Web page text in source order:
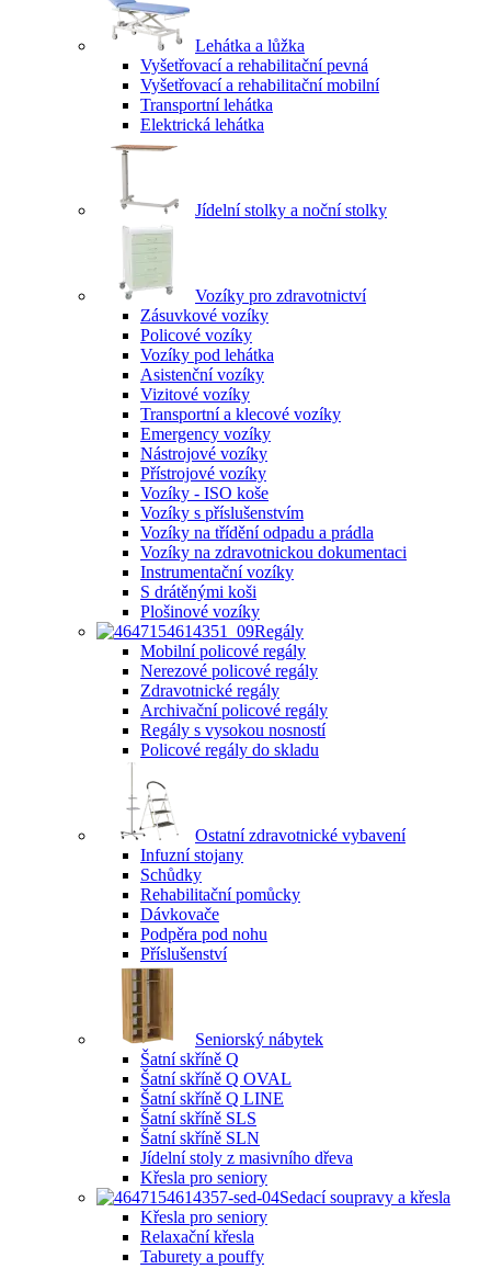
Lehátka a lůžka
Vyšetřovací a rehabilitační pevná
Vyšetřovací a rehabilitační mobilní
Transportní lehátka
Elektrická lehátka
Jídelní stolky a noční stolky
Vozíky pro zdravotnictví
Zásuvkové vozíky
Policové vozíky
Vozíky pod lehátka
Asistenční vozíky
Vizitové vozíky
Transportní a klecové vozíky
Emergency vozíky
Nástrojové vozíky
Přístrojové vozíky
Vozíky - ISO koše
Vozíky s příslušenstvím
Vozíky na třídění odpadu a prádla
Vozíky na zdravotnickou dokumentaci
Instrumentační vozíky
S drátěnými koši
Plošinové vozíky
Regály
Mobilní policové regály
Nerezové policové regály
Zdravotnické regály
Archivační policové regály
Regály s vysokou nosností
Policové regály do skladu
Ostatní zdravotnické vybavení
Infuzní stojany
Schůdky
Rehabilitační pomůcky
Dávkovače
Podpěra pod nohu
Příslušenství
Seniorský nábytek
Šatní skříně Q
Šatní skříně Q OVAL
Šatní skříně Q LINE
Šatní skříně SLS
Šatní skříně SLN
Jídelní stoly z masivního dřeva
Křesla pro seniory
Sedací soupravy a křesla
Křesla pro seniory
Relaxační křesla
Taburety a pouffy